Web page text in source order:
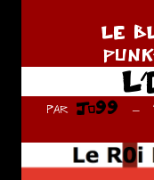
LE
par Jo99